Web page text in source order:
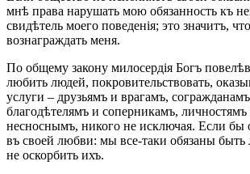
мнѣ права нарушать мою обязанность къ
свидѣтель моего поведенія; это значитъ,
вознаграждать меня.
По общему закону милосердія Богъ
любить людей, покровительствовать,
услуги – друзьямъ и врагамъ,
благодѣтелямъ и соперникамъ,
несноснымъ, никого не исключая. Если бы
въ своей любви: мы все-таки обязаны
не оскорбить ихъ.